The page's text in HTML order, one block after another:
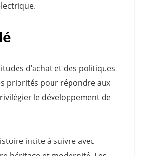
d’achat et des politiques
priorités pour répondre aux
le développement de
incite à suivre avec